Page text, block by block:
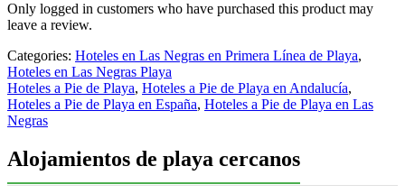
Only logged in customers who have purchased this product may
leave a review.
Categories: Hoteles en Las Negras en Primera Línea de Playa,
Hoteles en Las Negras Playa
Hoteles a Pie de Playa, Hoteles a Pie de Playa en Andalucía,
Hoteles a Pie de Playa en España, Hoteles a Pie de Playa en Las
Negras
Alojamientos de playa cercanos